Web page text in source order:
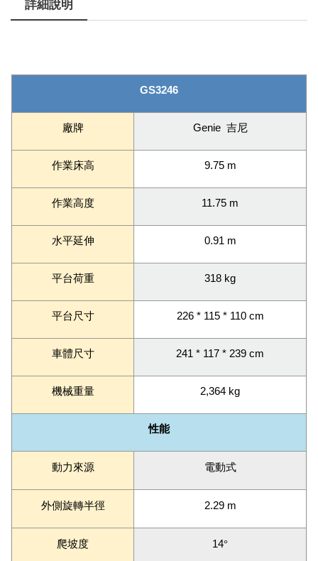
詳細說明
GS3246
廠牌 Genie 吉尼
作業床高 9.75 m
作業高度 11.75 m
水平延伸 0.91 m
平台荷重 318 kg
平台尺寸 226 * 115 * 110 cm
車體尺寸 241 * 117 * 239 cm
機械重量 2,364 kg
性能
動力來源 電動式
外側旋轉半徑 2.29 m
爬坡度 14°